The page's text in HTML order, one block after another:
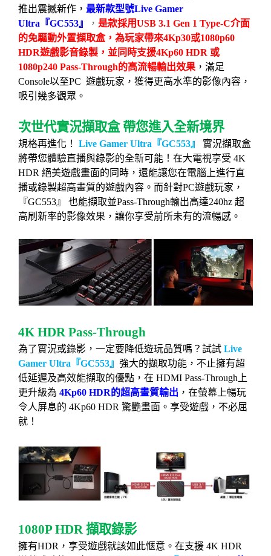
推出震撼新作， 最新款型號Live Gamer
Ultra 『GC553』 ， 是款採用USB 3.1 Gen 1 Type-C介面
的免驅動外置擷取盒，為玩家帶來4Kp30或1080p60
HDR遊戲影音錄製，並同時支援4Kp60 HDR 或
1080p240 Pass-Through的高流暢輸出效果 ，滿足
Console以至PC 遊戲玩家，獲得更高水準的影像內容，
吸引幾多觀眾。
次世代實況擷取盒 帶您進入全新境界
規格再進化！ Live Gamer Ultra 『GC553』
實況擷取盒
將帶您體驗直播與錄影的全新可能！在大電視享受 4K
HDR 絕美遊戲畫面的同時，還能讓您在電腦上進行直
播或錄製超高畫質的遊戲內容。而針對PC遊戲玩家，
『GC553』 也能擷取並Pass-Through輸出高達240hz 超
高刷新率的影像效果，讓你享受前所未有的流暢感。
4K HDR Pass-Through
為了實況或錄影，一定要降低遊玩品質嗎？試試 Live
Gamer Ultra 『GC553』 強大的擷取功能，不止擁有超
低延遲及高效能擷取的優點，在 HDMI Pass-Through 上
更升級為 4Kp60 HDR的超高畫質輸出 ，在螢幕上暢玩
令人屏息的 4Kp60 HDR 驚艷畫面。享受遊戲，不必屈
就！
1080P HDR擷取錄影
擁有HDR ，享受遊戲就該如此愜意。在支援 4K HDR